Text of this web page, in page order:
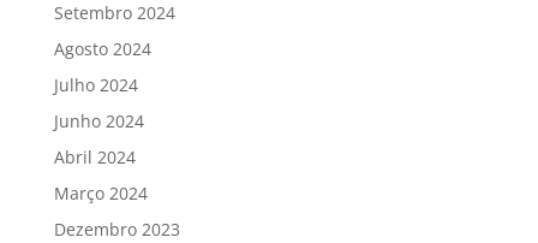
Setembro 2024
Agosto 2024
Julho 2024
Junho 2024
Abril 2024
Março 2024
Dezembro 2023